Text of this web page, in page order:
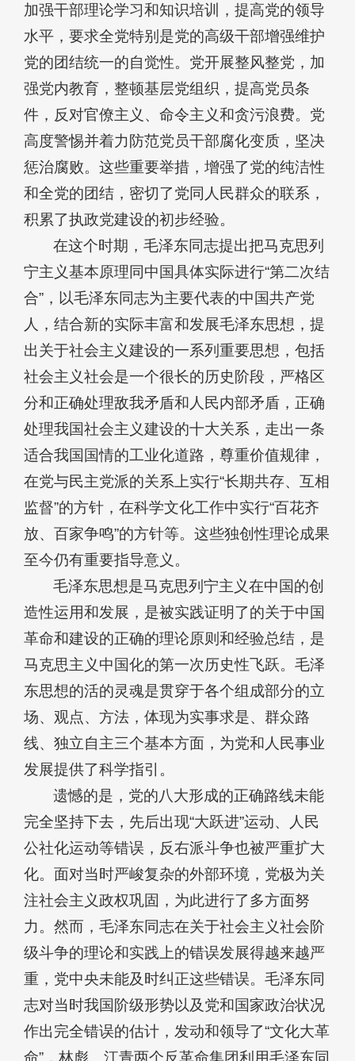
加强干部理论学习和知识培训，提高党的领导
水平，要求全党特别是党的高级干部增强维护
党的团结统一的自觉性。党开展整风整党，加
强党内教育，整顿基层党组织，提高党员条
件，反对官僚主义、命令主义和贪污浪费。党
高度警惕并着力防范党员干部腐化变质，坚决
惩治腐败。这些重要举措，增强了党的纯洁性
和全党的团结，密切了党同人民群众的联系，
积累了执政党建设的初步经验。
在这个时期，毛泽东同志提出把马克思列
宁主义基本原理同中国具体实际进行“第二次结
合”，以毛泽东同志为主要代表的中国共产党
人，结合新的实际丰富和发展毛泽东思想，提
出关于社会主义建设的一系列重要思想，包括
社会主义社会是一个很长的历史阶段，严格区
分和正确处理敌我矛盾和人民内部矛盾，正确
处理我国社会主义建设的十大关系，走出一条
适合我国国情的工业化道路，尊重价值规律，
在党与民主党派的关系上实行“长期共存、互相
监督”的方针，在科学文化工作中实行“百花齐
放、百家争鸣”的方针等。这些独创性理论成果
至今仍有重要指导意义。
毛泽东思想是马克思列宁主义在中国的创
造性运用和发展，是被实践证明了的关于中国
革命和建设的正确的理论原则和经验总结，是
马克思主义中国化的第一次历史性飞跃。毛泽
东思想的活的灵魂是贯穿于各个组成部分的立
场、观点、方法，体现为实事求是、群众路
线、独立自主三个基本方面，为党和人民事业
发展提供了科学指引。
遗憾的是，党的八大形成的正确路线未能
完全坚持下去，先后出现“大跃进”运动、人民
公社化运动等错误，反右派斗争也被严重扩大
化。面对当时严峻复杂的外部环境，党极为关
注社会主义政权巩固，为此进行了多方面努
力。然而，毛泽东同志在关于社会主义社会阶
级斗争的理论和实践上的错误发展得越来越严
重，党中央未能及时纠正这些错误。毛泽东同
志对当时我国阶级形势以及党和国家政治状况
作出完全错误的估计，发动和领导了“文化大革
命”，林彪、江青两个反革命集团利用毛泽东同